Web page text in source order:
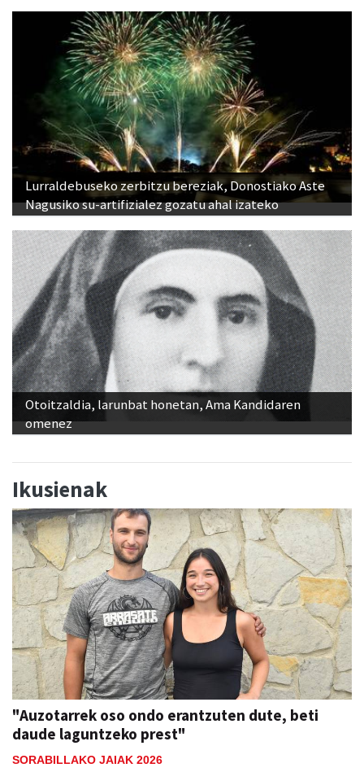
Lurraldebuseko zerbitzu bereziak, Donostiako Aste
Nagusiko su-artifizialez gozatu ahal izateko
Otoitzaldia, larunbat honetan, Ama Kandidaren
omenez
Ikusienak
"Auzotarrek oso ondo erantzuten dute, beti
daude laguntzeko prest"
SORABILLAKO JAIAK 2026